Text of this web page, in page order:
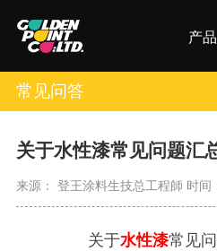
产品
常见问答
关于水性漆常见问题汇
来源： 登王涂料生技总工程師 时间
关于水性漆常见